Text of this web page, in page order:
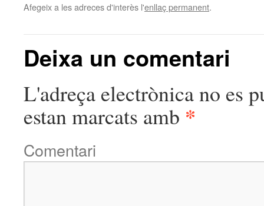
Afegeix a les adreces d'interès l'enllaç permanent.
Deixa un comentari
L'adreça electrònica no es
estan marcats amb *
Comentari